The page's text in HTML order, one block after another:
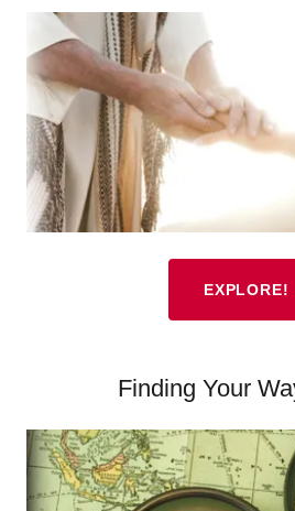
EXPLORE!
Finding Your